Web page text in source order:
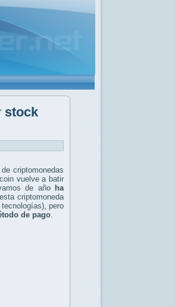
stock
criptomonedas
vuelve a batir
de año
ha
criptomoneda
pero
de pago